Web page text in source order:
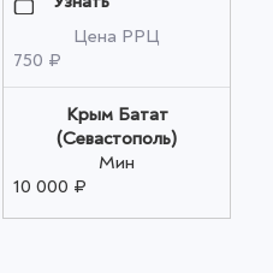
Цена РРЦ
750 ₽
Крым Батат
(Севастополь)
Мин
10 000 ₽